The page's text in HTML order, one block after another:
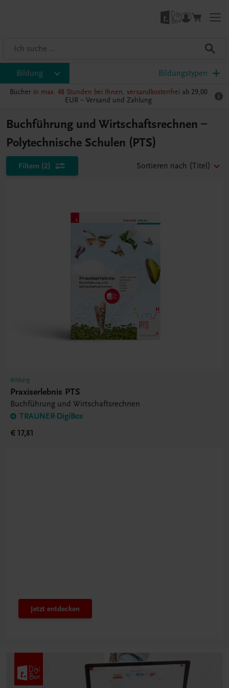
Bildung Bildungstypen
Bücher in max. 48 Stunden bei Ihnen, versandkostenfrei ab 29,00
EUR – Versand und Zahlung
Buchführung und Wirtschaftsrechnen –
Polytechnische Schulen (PTS)
Filtern (2) Sortieren nach (Titel)
Bildung
Praxiserlebnis PTS
Buchführung und Wirtschaftsrechnen
TRAUNER-DigiBox
€ 17,81
Jetzt entdecken